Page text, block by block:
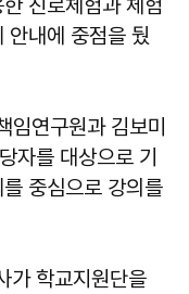
안내에 중점을 뒀
연구원과 김보미
자를 대상으로 기
중심으로 강의를
가 학교지원단을